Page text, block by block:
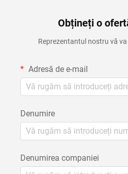
Obțineți o
Reprezentantul nostru vă
Adresă de e-mail
Denumire
Denumirea companiei